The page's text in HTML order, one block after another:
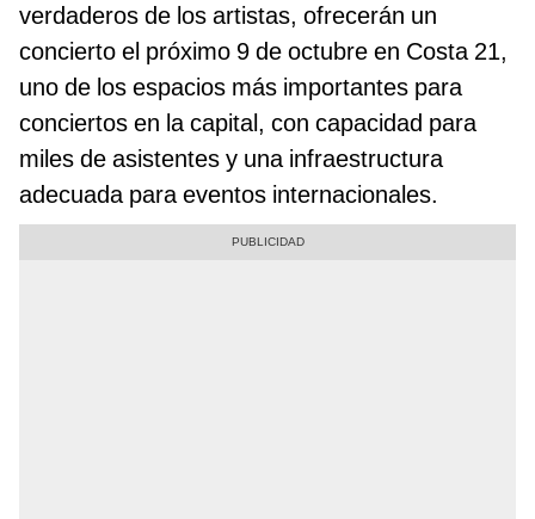
verdaderos de los artistas, ofrecerán un
concierto el próximo 9 de octubre en Costa 21,
uno de los espacios más importantes para
conciertos en la capital, con capacidad para
miles de asistentes y una infraestructura
adecuada para eventos internacionales.